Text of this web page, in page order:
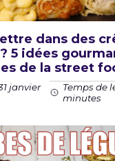
dans des
5 idées
de la street
janvier
Temps de
minutes